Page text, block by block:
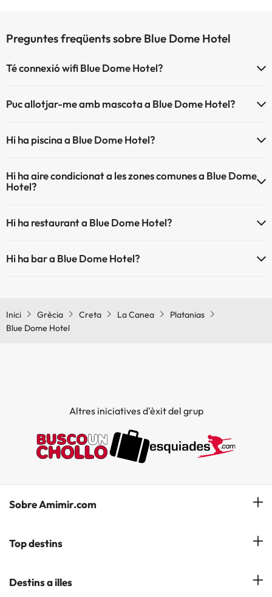
Preguntes freqüents sobre Blue Dome Hotel
Té connexió wifi Blue Dome Hotel?
Puc allotjar-me amb mascota a Blue Dome Hotel?
Hi ha piscina a Blue Dome Hotel?
Aquí tens més info sobre la piscina i altres instal·lacions.
Hi ha aire condicionat a les zones comunes a Blue Dome
Hotel?
Hi ha restaurant a Blue Dome Hotel?
Hi ha bar a Blue Dome Hotel?
Inici Grècia Creta La Canea
Platanias
Blue Dome Hotel
Altres iniciatives d'èxit del grup
Sobre Amimir.com
¿Qui som?
Opinions
Top destins
Hotels a Salou
Destins a illes